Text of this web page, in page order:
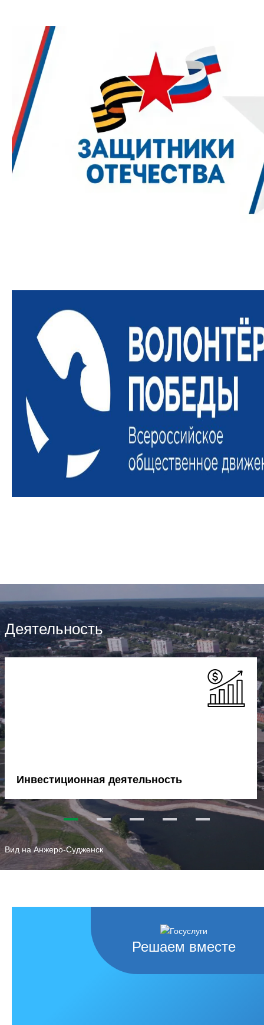
Деятельность
Инвестиционная деятельность
1 2 3 4 5
Вид на Анжеро-Судженск
Решаем вместе